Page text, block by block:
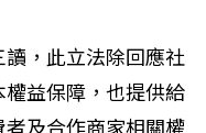
，此立法除回應社
益保障，也提供給
及合作商家相關權